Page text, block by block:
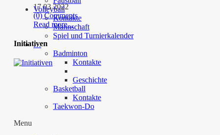
Volleyball
Kontakte
Mannschaft
Spiel und Turnierkalender
…
Badminton
Kontakte
Geschichte
Basketball
Kontakte
Taekwon-Do
Menu
17 03 2022
(0) Comments
Read more...
Initiativen